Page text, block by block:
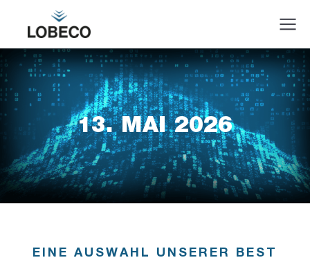
13. MAI 2026
EINE AUSWAHL UNSERER BEST